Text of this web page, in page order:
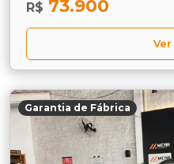
R$ 73.900
Garantia de Fábrica